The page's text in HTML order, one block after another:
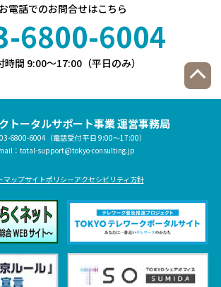
お電話でのお問合せはこちら
6800-6004
時間 9:00〜17:00（平日のみ）
トータルサポート事業運営事務局
03-6800-6004 （電話受付 平日 9:00～17:00）
： total-support@tokyo-consulting.jp
マップサイトポリシーアクセシビリティ方針